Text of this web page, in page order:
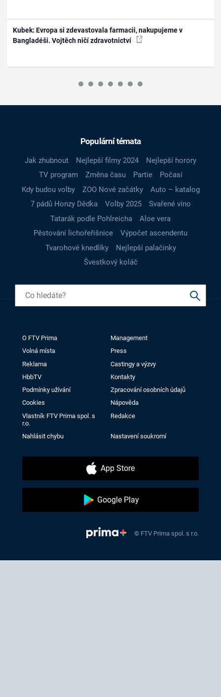
Kubek: Evropa si zdevastovala farmacii, nakupujeme v
Bangladéši. Vojtěch ničí zdravotnictví
Populární témata
Jak zhubnout Nejlepší filmy 2024
Nejlepší horory
TV program
Změna času Partie
Počasí
Kdy budou volby
ZOO Nové začátky
Auto – katalog
7 pádů Honzy Dědka
Volby 2025
Svařené víno
Tatarák podle Pohlreicha
Aloe vera
Pěstování lichořeřišnice
Výpočet ascendentu
Tvarohové knedlíky
Nejlepší palačinky
Švestkový koláč
O FTV Prima
Management
Volná místa
Press
Reklama
Castingy a výzvy
HbbTV
Kontakty
Podmínky užívání
Zpracování osobních údajů
Cookies
Nápověda
Vlastník FTV Prima spol. s
r.o.
Redakce
Nahlásit chybu Nastavení soukromí
App Store
Google Play
© FTV Prima spol. s r.o.